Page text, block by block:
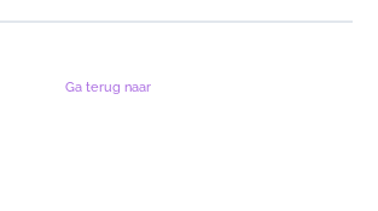
Ga terug naar